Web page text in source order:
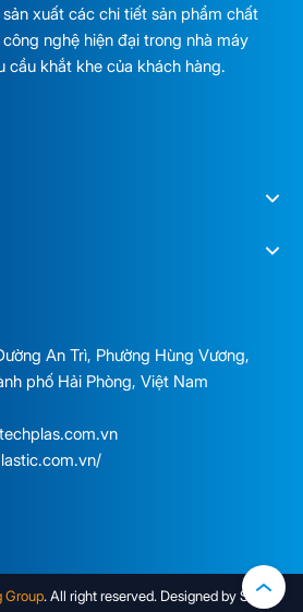
xuất các chi tiết sản phẩm chất
nghệ hiện đại trong nhà máy
cầu khắt khe của khách hàng.
An Trì, Phường Hùng Vương,
phố Hải Phòng, Việt Nam
Group. All right reserved. Designed by Sudo